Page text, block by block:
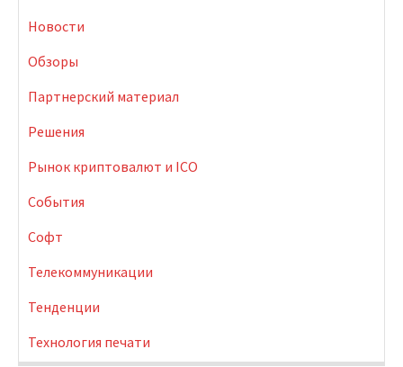
Новости
Обзоры
Партнерский материал
Решения
Рынок криптовалют и ICO
События
Софт
Телекоммуникации
Тенденции
Технология печати